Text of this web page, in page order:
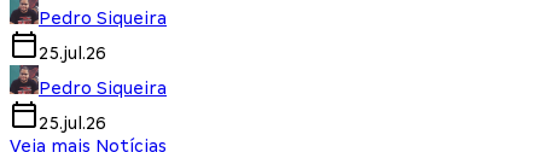
Pedro Siqueira
25.jul.26
Pedro Siqueira
25.jul.26
Veja mais Notícias